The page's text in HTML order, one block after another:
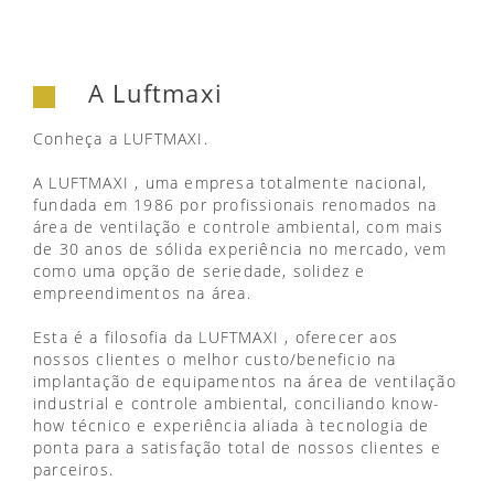
A Luftmaxi
Conheça a LUFTMAXI.
A LUFTMAXI , uma empresa totalmente nacional,
fundada em 1986 por profissionais renomados na
área de ventilação e controle ambiental, com mais
de 30 anos de sólida experiência no mercado, vem
como uma opção de seriedade, solidez e
empreendimentos na área.
Esta é a filosofia da LUFTMAXI , oferecer aos
nossos clientes o melhor custo/beneficio na
implantação de equipamentos na área de ventilação
industrial e controle ambiental, conciliando know-
how técnico e experiência aliada à tecnologia de
ponta para a satisfação total de nossos clientes e
parceiros.